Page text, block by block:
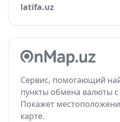
latifa.uz
Сервис, помогающий
пункты обмена валюты
Покажет
карте.